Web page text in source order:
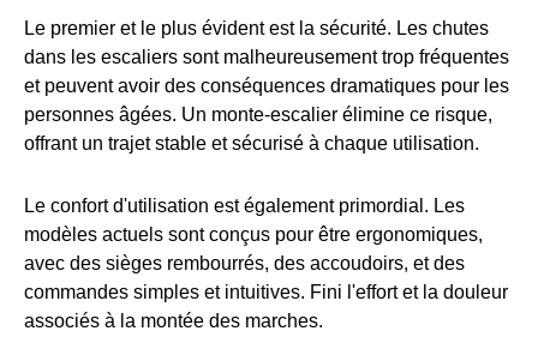
Le premier et le plus évident est la sécurité. Les chutes
dans les escaliers sont malheureusement trop fréquentes
et peuvent avoir des conséquences dramatiques pour les
personnes âgées. Un monte-escalier élimine ce risque,
offrant un trajet stable et sécurisé à chaque utilisation.
Le confort d'utilisation est également primordial. Les
modèles actuels sont conçus pour être ergonomiques,
avec des sièges rembourrés, des accoudoirs, et des
commandes simples et intuitives. Fini l'effort et la douleur
associés à la montée des marches.